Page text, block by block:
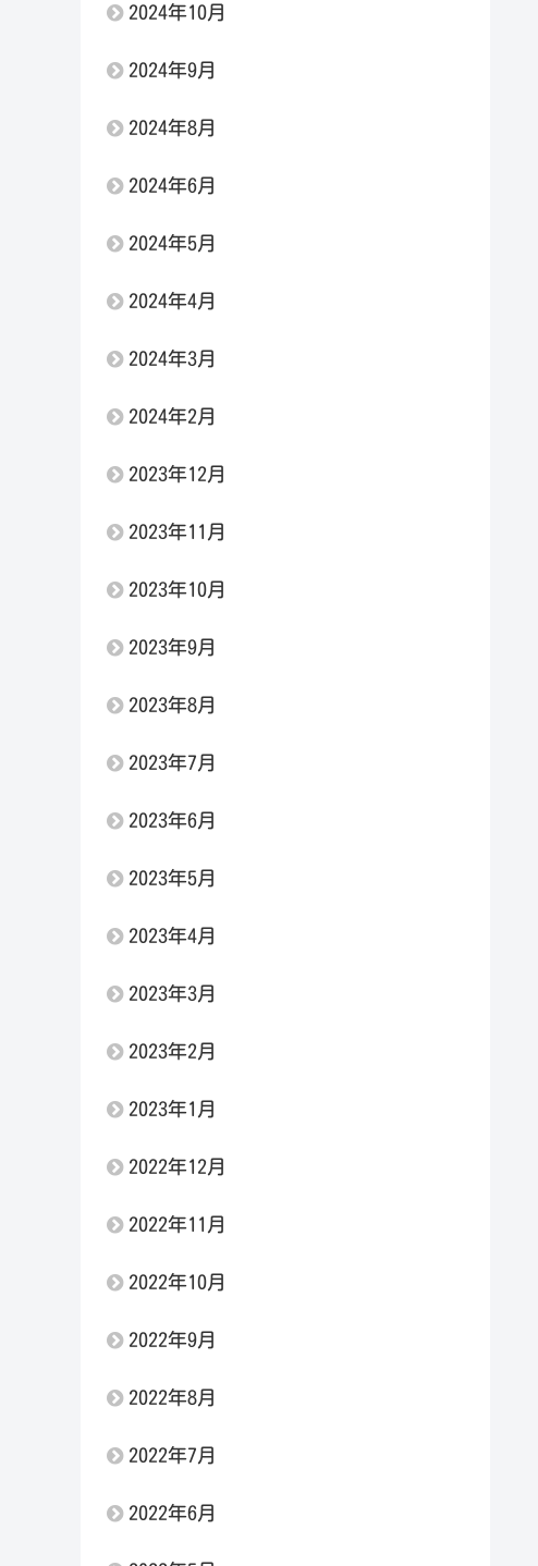
2024年10月
2024年9月
2024年8月
2024年6月
2024年5月
2024年4月
2024年3月
2024年2月
2023年12月
2023年11月
2023年10月
2023年9月
2023年8月
2023年7月
2023年6月
2023年5月
2023年4月
2023年3月
2023年2月
2023年1月
2022年12月
2022年11月
2022年10月
2022年9月
2022年8月
2022年7月
2022年6月